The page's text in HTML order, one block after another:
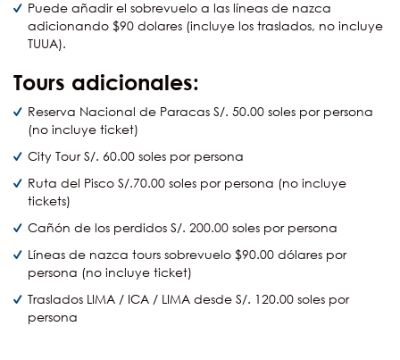
Puede añadir el sobrevuelo a las líneas de nazca
adicionando $90 dolares (incluye los traslados, no incluye
TUUA).
Tours adicionales:
Reserva Nacional de Paracas S/. 50.00 soles por persona
(no incluye ticket)
City Tour S/. 60.00 soles por persona
Ruta del Pisco S/.70.00 soles por persona (no incluye
tickets)
Cañón de los perdidos S/. 200.00 soles por persona
Líneas de nazca tours sobrevuelo $90.00 dólares por
persona (no incluye ticket)
Traslados LIMA / ICA / LIMA desde S/. 120.00 soles por
persona